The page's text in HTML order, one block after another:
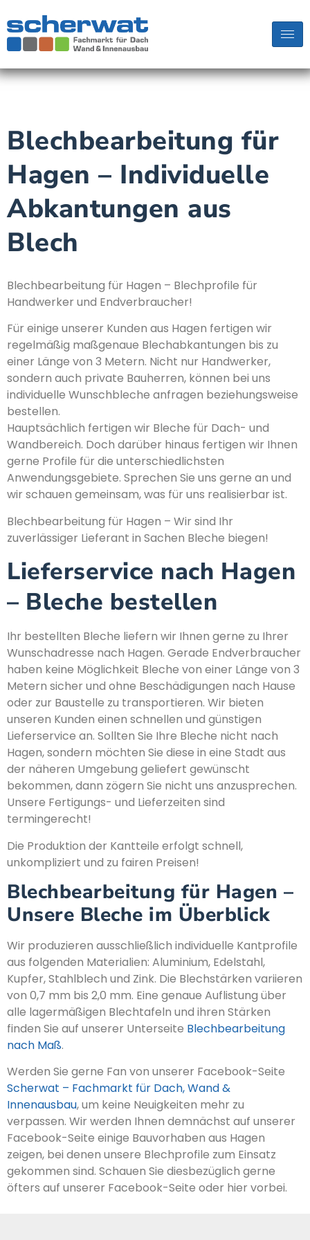
Blechbearbeitung für
Hagen – Individuelle
Abkantungen aus
Blech
Blechbearbeitung für Hagen – Blechprofile für
Handwerker und Endverbraucher!
Für einige unserer Kunden aus Hagen fertigen wir
regelmäßig maßgenaue Blechabkantungen bis zu
einer Länge von 3 Metern. Nicht nur Handwerker,
sondern auch private Bauherren, können bei uns
individuelle Wunschbleche anfragen beziehungsweise
bestellen.
Hauptsächlich fertigen wir Bleche für Dach- und
Wandbereich. Doch darüber hinaus fertigen wir Ihnen
gerne Profile für die unterschiedlichsten
Anwendungsgebiete. Sprechen Sie uns gerne an und
wir schauen gemeinsam, was für uns realisierbar ist.
Blechbearbeitung für Hagen – Wir sind Ihr
zuverlässiger Lieferant in Sachen Bleche biegen!
Lieferservice nach Hagen
– Bleche bestellen
Ihr bestellten Bleche liefern wir Ihnen gerne zu Ihrer
Wunschadresse nach Hagen. Gerade Endverbraucher
haben keine Möglichkeit Bleche von einer Länge von 3
Metern sicher und ohne Beschädigungen nach Hause
oder zur Baustelle zu transportieren. Wir bieten
unseren Kunden einen schnellen und günstigen
Lieferservice an. Sollten Sie Ihre Bleche nicht nach
Hagen, sondern möchten Sie diese in eine Stadt aus
der näheren Umgebung geliefert gewünscht
bekommen, dann zögern Sie nicht uns anzusprechen.
Unsere Fertigungs- und Lieferzeiten sind
termingerecht!
Die Produktion der Kantteile erfolgt schnell,
unkompliziert und zu fairen Preisen!
Blechbearbeitung für Hagen –
Unsere Bleche im Überblick
Wir produzieren ausschließlich individuelle Kantprofile
aus folgenden Materialien: Aluminium, Edelstahl,
Kupfer, Stahlblech und Zink. Die Blechstärken variieren
von 0,7 mm bis 2,0 mm. Eine genaue Auflistung über
alle lagermäßigen Blechtafeln und ihren Stärken
finden Sie auf unserer Unterseite Blechbearbeitung
nach Maß.
Werden Sie gerne Fan von unserer Facebook-Seite
Scherwat – Fachmarkt für Dach, Wand &
Innenausbau, um keine Neuigkeiten mehr zu
verpassen. Wir werden Ihnen demnächst auf unserer
Facebook-Seite einige Bauvorhaben aus Hagen
zeigen, bei denen unsere Blechprofile zum Einsatz
gekommen sind. Schauen Sie diesbezüglich gerne
öfters auf unserer Facebook-Seite oder hier vorbei.